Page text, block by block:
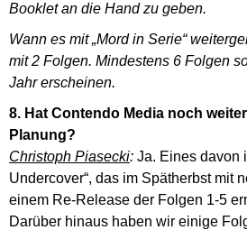
Booklet an die Hand zu geben.
Wann es mit „Mord in Serie“
mit 2 Folgen. Mindestens 6 Folgen
Jahr erscheinen.
8. Hat Contendo Media noch
Planung?
Christoph Piasecki: Ja. Eines davon
Undercover“, das im Spätherbst mit
einem Re-Release der Folgen 1-5
Darüber hinaus haben wir einige